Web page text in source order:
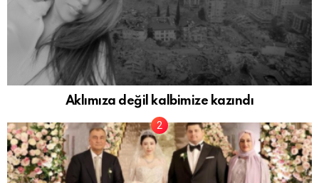
Aklımıza değil kalbimize kazındı